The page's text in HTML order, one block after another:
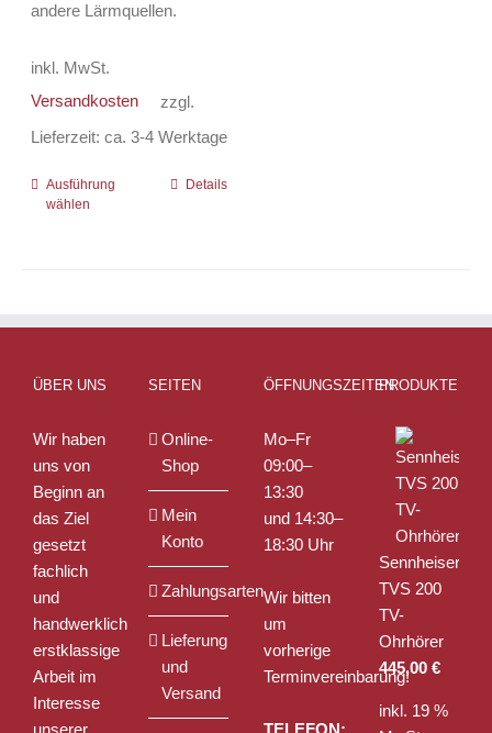
andere Lärmquellen.
inkl. MwSt.
zzgl.
Versandkosten
Lieferzeit:ca. 3-4 Werktage
Ausführung
wählen
Dieses
der
Produktseite
Details
ÜBER UNS
Wir haben
uns von
Beginn an
das Ziel
gesetzt
fachlich
und
handwerklich
erstklassige
Arbeit im
Interesse
unserer
SEITEN
Online-
Shop
Mein
Konto
Zahlungsarten
Lieferung
und
Versand
ÖFFNUNGSZEITEN
Mo–Fr
09:00–
13:30
und 14:30–
18:30 Uhr
Wir bitten
um
vorherige
Terminvereinbarung!
TELEFON:
PRODUKTE
Sennheiser
TVS 200
TV-
Ohrhörer
445,00 €
inkl. 19 %